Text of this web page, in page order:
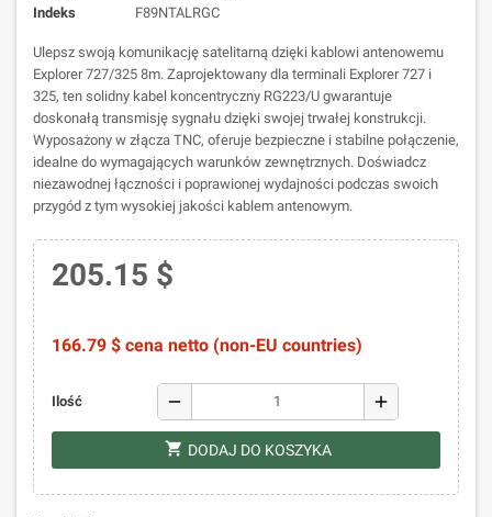
Indeks
F89NTALRGC
Ulepsz swoją komunikację satelitarną dzięki kablowi antenowemu
Explorer 727/325 8m. Zaprojektowany dla terminali Explorer 727 i
325, ten solidny kabel koncentryczny RG223/U gwarantuje
doskonałą transmisję sygnału dzięki swojej trwałej konstrukcji.
Wyposażony w złącza TNC, oferuje bezpieczne i stabilne połączenie,
idealne do wymagających warunków zewnętrznych. Doświadcz
niezawodnej łączności i poprawionej wydajności podczas swoich
przygód z tym wysokiej jakości kablem antenowym.
205.15 $
166.79 $ cena netto (non-EU countries)
Ilość remove add
shopping_cart DODAJ DO KOSZYKA